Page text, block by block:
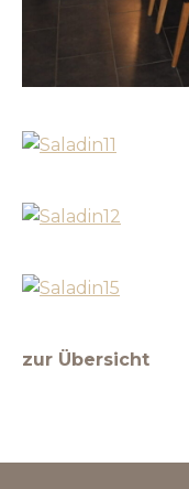
zur Übersicht